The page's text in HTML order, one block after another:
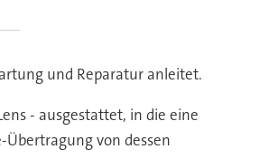
und Reparatur anleitet.
- ausgestattet, in die eine
von dessen